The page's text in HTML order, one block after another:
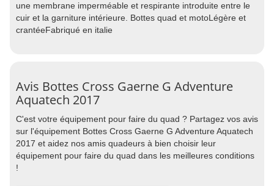
une membrane imperméable et respirante introduite entre le
cuir et la garniture intérieure. Bottes quad et motoLégère et
crantéeFabriqué en italie
Avis Bottes Cross Gaerne G Adventure
Aquatech 2017
C'est votre équipement pour faire du quad ? Partagez vos avis
sur l'équipement Bottes Cross Gaerne G Adventure Aquatech
2017 et aidez nos amis quadeurs à bien choisir leur
équipement pour faire du quad dans les meilleures conditions
!